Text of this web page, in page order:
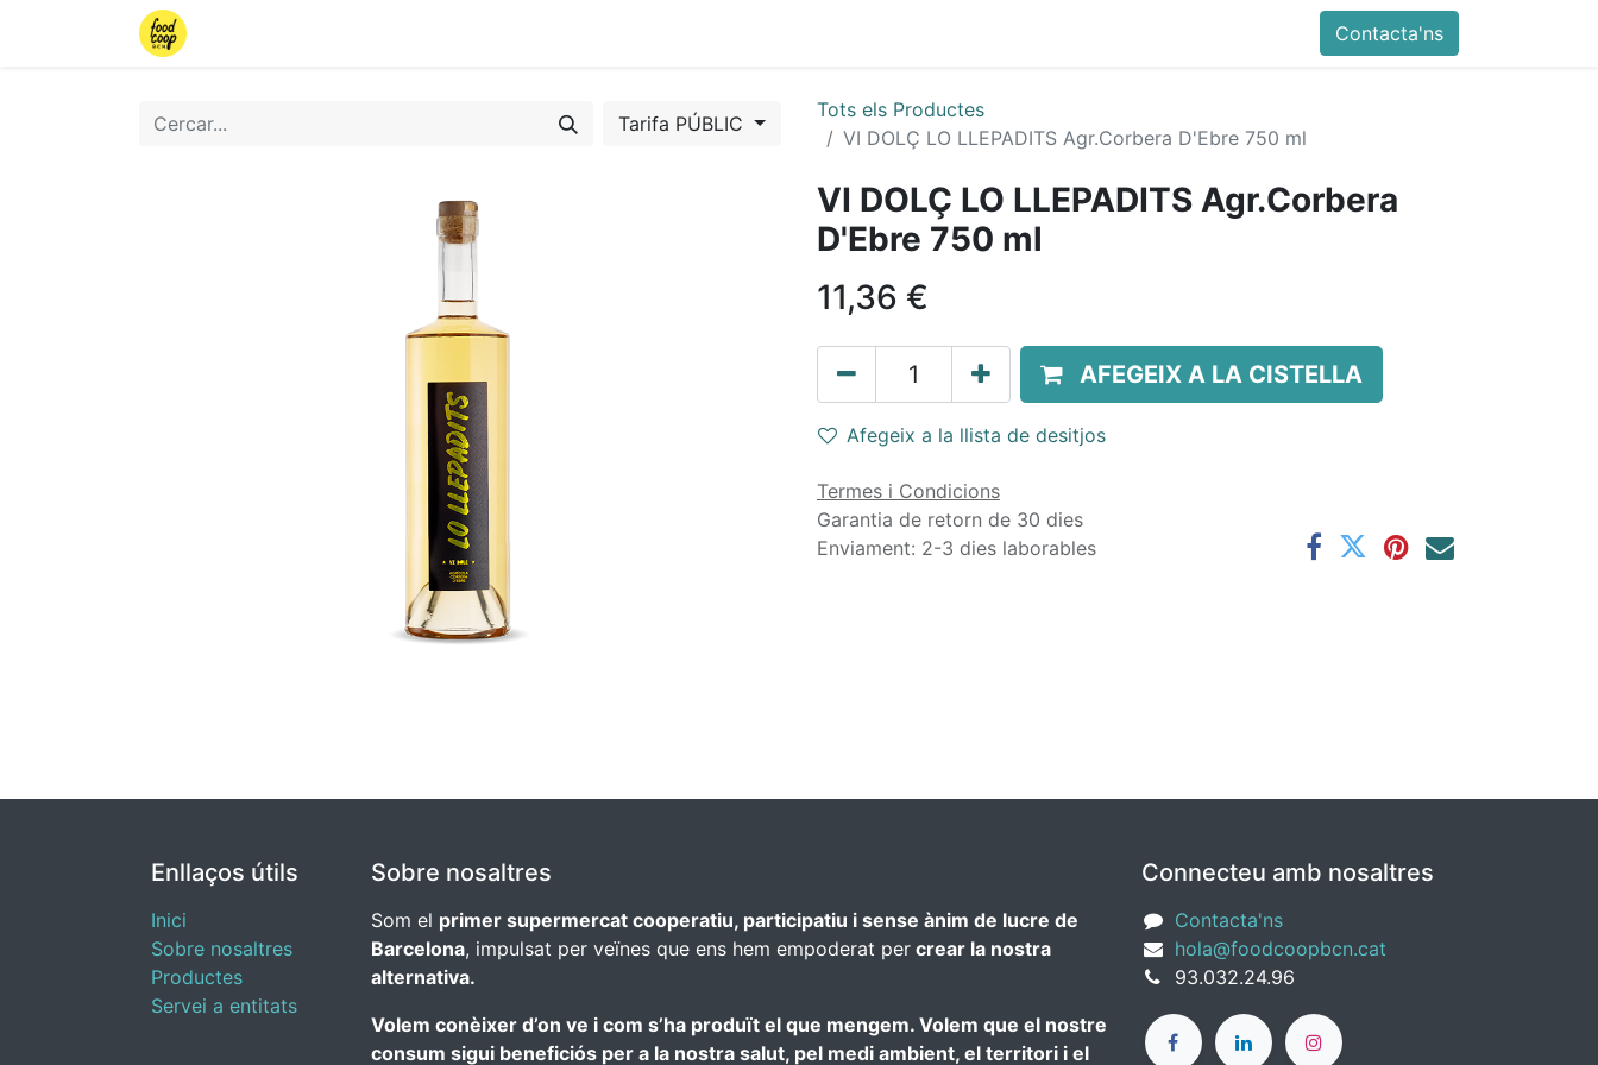
Contacta'ns
Tarifa PÚBLIC
Tots els Productes
VI DOLÇ LO LLEPADITS Agr.Corbera D'Ebre 750 ml
VI DOLÇ LO LLEPADITS Agr.Corbera
D'Ebre 750 ml
11,36 €
AFEGEIX A LA CISTELLA
Afegeix a la llista de desitjos
Termes i Condicions
Garantia de retorn de 30 dies
Enviament: 2-3 dies laborables
Enllaços útils
Inici
Sobre nosaltres
Productes
Servei a entitats
Sobre nosaltres
Som el primer supermercat cooperatiu, participatiu i sense ànim de lucre de
Barcelona, impulsat per veïnes que ens hem empoderat per crear la nostra
alternativa.
Volem conèixer d’on ve i com s’ha produït el que mengem. Volem que el nostre
consum sigui beneficiós per a la nostra salut, pel medi ambient, el territori i el
Connecteu amb nosaltres
Contacta'ns
hola@foodcoopbcn.cat
93.032.24.96